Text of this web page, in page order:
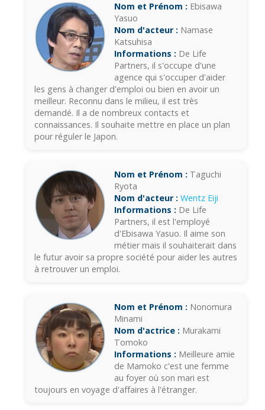
Nom et Prénom : Ebisawa
Yasuo
Nom d'acteur : Namase
Katsuhisa
Informations : De Life
Partners, il s'occupe d'une
agence qui s'occuper d'aider
les gens à changer d'emploi ou bien en avoir un
meilleur. Reconnu dans le milieu, il est très
demandé. Il a de nombreux contacts et
connaissances. Il souhaite mettre en place un plan
pour réguler le Japon.
Nom et Prénom : Taguchi
Ryota
Nom d'acteur : Wentz Eiji
Informations : De Life
Partners, il est l'employé
d'Ebisawa Yasuo. Il aime son
métier mais il souhaiterait dans
le futur avoir sa propre société pour aider les autres
à retrouver un emploi.
Nom et Prénom : Nonomura
Minami
Nom d'actrice : Murakami
Tomoko
Informations : Meilleure amie
de Mamoko c'est une femme
au foyer où son mari est
toujours en voyage d'affaires à l'étranger.